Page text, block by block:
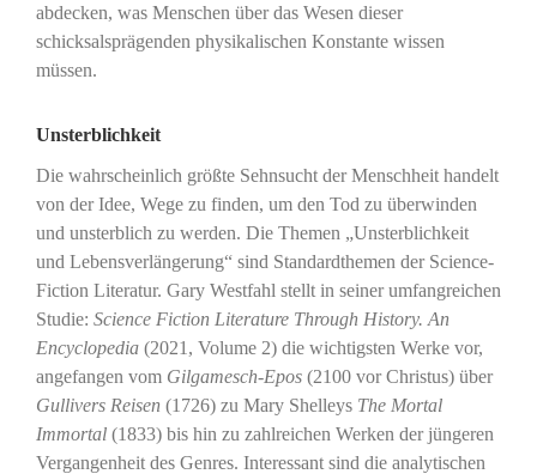
abdecken, was Menschen über das Wesen dieser
schicksalsprägenden physikalischen Konstante wissen
müssen.
Unsterblichkeit
Die wahrscheinlich größte Sehnsucht der Menschheit handelt
von der Idee, Wege zu finden, um den Tod zu überwinden
und unsterblich zu werden. Die Themen „Unsterblichkeit
und Lebensverlängerung“ sind Standardthemen der Science-
Fiction Literatur. Gary Westfahl stellt in seiner umfangreichen
Studie: Science Fiction Literature Through History. An
Encyclopedia (2021, Volume 2) die wichtigsten Werke vor,
angefangen vom Gilgamesch-Epos(2100 vor Christus) über
Gullivers Reisen (1726) zu Mary Shelleys The Mortal
Immortal (1833) bis hin zu zahlreichen Werken der jüngeren
Vergangenheit des Genres. Interessant sind die analytischen